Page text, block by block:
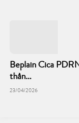
Beplain Cica
thần...
23/04/2026